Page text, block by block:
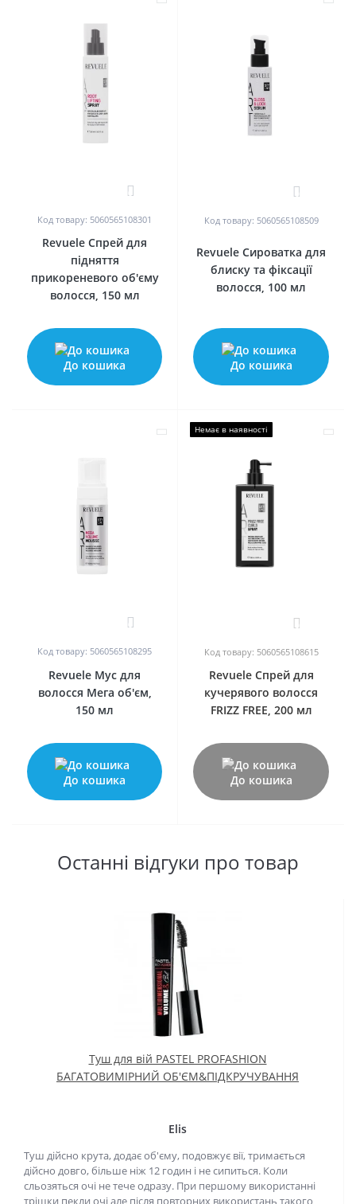
0
Код товару: 5060565108301
Revuele Спрей для
підняття
прикореневого об'єму
волосся, 150 мл
До кошика
0
Код товару: 5060565108509
Revuele Сироватка для
блиску та фіксації
волосся, 100 мл
До кошика
0
Код товару: 5060565108295
Revuele Мус для
волосся Мега об'єм,
150 мл
До кошика
Немає в наявності
0
Код товару: 5060565108615
Revuele Спрей для
кучерявого волосся
FRIZZ FREE, 200 мл
До кошика
Останні відгуки про товар
Туш для вій PASTEL PROFASHION
БАГАТОВИМІРНИЙ ОБ'ЄМ&ПІДКРУЧУВАННЯ
Elis
Туш дійсно крута, додає об'єму, подовжує вії, тримається
дійсно довго, більше ніж 12 годин і не сипиться. Коли
сльозяться очі не тече одразу. При першому використанні
трішки пекли очі але після повторних використань такого